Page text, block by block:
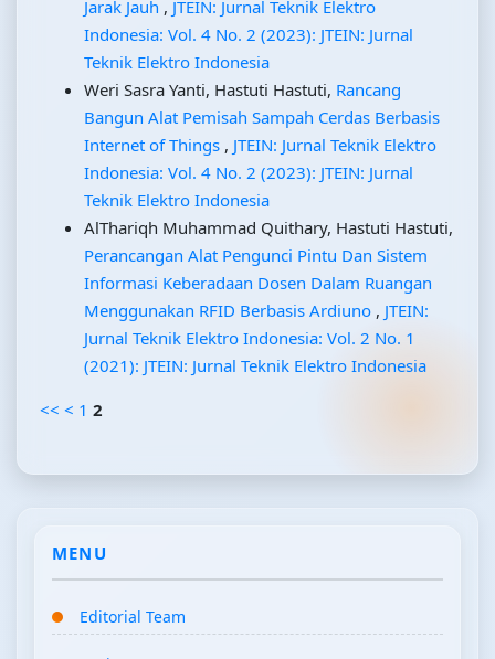
Jarak Jauh , JTEIN: Jurnal Teknik Elektro
Indonesia: Vol. 4 No. 2 (2023): JTEIN: Jurnal
Teknik Elektro Indonesia
Weri Sasra Yanti, Hastuti Hastuti, Rancang
Bangun Alat Pemisah Sampah Cerdas Berbasis
Internet of Things , JTEIN: Jurnal Teknik Elektro
Indonesia: Vol. 4 No. 2 (2023): JTEIN: Jurnal
Teknik Elektro Indonesia
AlThariqh Muhammad Quithary, Hastuti Hastuti,
Perancangan Alat Pengunci Pintu Dan Sistem
Informasi Keberadaan Dosen Dalam Ruangan
Menggunakan RFID Berbasis Ardiuno , JTEIN:
Jurnal Teknik Elektro Indonesia: Vol. 2 No. 1
(2021): JTEIN: Jurnal Teknik Elektro Indonesia
<< < 1 2
MENU
Editorial Team